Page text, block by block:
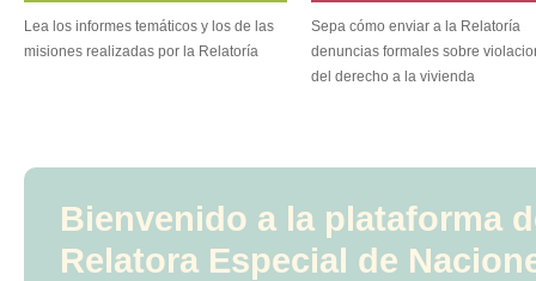
Lea los informes temáticos y los de las
misiones realizadas por la Relatoría
Sepa cómo enviar a la Relatoría
denuncias formales sobre
del derecho a la vivienda
Bienvenido a la plataforma
Relatora Especial de